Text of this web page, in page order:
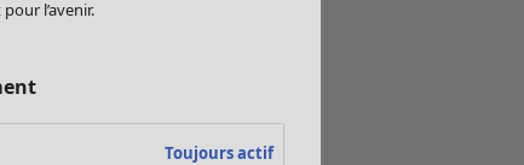
l’avenir.
Toujours actif